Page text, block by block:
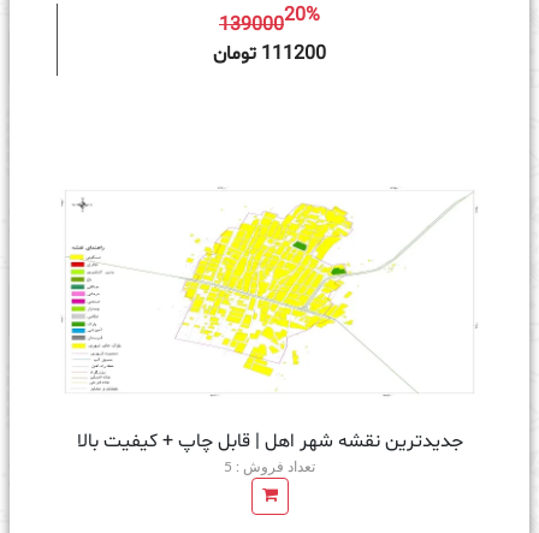
13900020%
111200 تومان
جدیدترین نقشه شهر اهل | قابل چاپ + کیفیت بالا
تعداد فروش : 5